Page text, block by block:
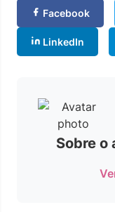
Facebook
LinkedIn
Sobre o